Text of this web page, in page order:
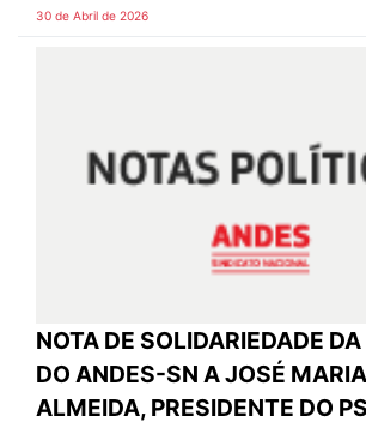
30 de Abril de 2026
NOTA DE SOLIDARIEDADE
DO ANDES-SN A JOSÉ
ALMEIDA, PRESIDENTE DO